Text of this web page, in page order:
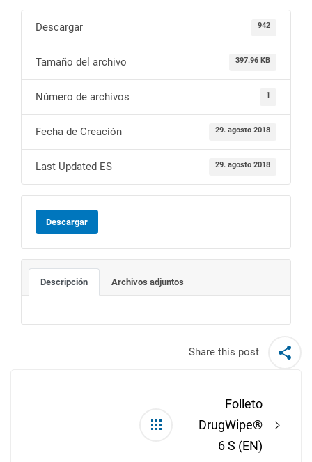
Descargar 942
Tamaño del archivo 397.96 KB
Número de archivos 1
Fecha de Creación 29. agosto 2018
Last Updated ES 29. agosto 2018
Descargar
Descripción Archivos adjuntos
Share this post
Folleto
DrugWipe®
6 S (EN)